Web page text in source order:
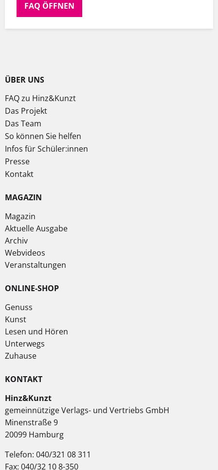
FAQ ÖFFNEN
ÜBER UNS
FAQ zu Hinz&Kunzt
Das Projekt
Das Team
So können Sie helfen
Infos für Schüler:innen
Presse
Kontakt
MAGAZIN
Magazin
Aktuelle Ausgabe
Archiv
Webvideos
Veranstaltungen
ONLINE-SHOP
Genuss
Kunst
Lesen und Hören
Unterwegs
Zuhause
KONTAKT
Hinz&Kunzt
gemeinnützige Verlags- und Vertriebs GmbH
Minenstraße 9
20099 Hamburg
Telefon: 040/321 08 311
Fax: 040/32 10 8-350